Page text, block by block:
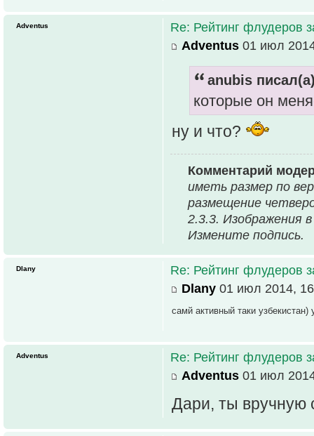
Re: Рейтинг флудеров
Adventus 01 июл
anubis
которые он
ну и что?
Комментарий
иметь размер по
размещение
2.3.3. Изображения
Измените подпись.
Adventus
Re: Рейтинг флудеров
Dlany 01 июл 2014,
самй активный таки
Dlany
Re: Рейтинг флудеров
Adventus 01 июл
Дари, ты вручную
Adventus